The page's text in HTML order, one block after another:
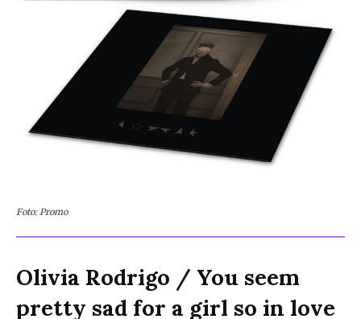
Foto: Promo
Olivia Rodrigo / You seem
pretty sad for a girl so in love